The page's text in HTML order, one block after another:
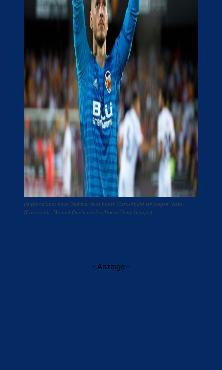
Ist Barcelonas neue Nummer zwei hinter Marc-André ter Stegen: Neto.
(Fotocredit: Manuel Queimadelos Alonso/Getty Images)
- Anzeige -